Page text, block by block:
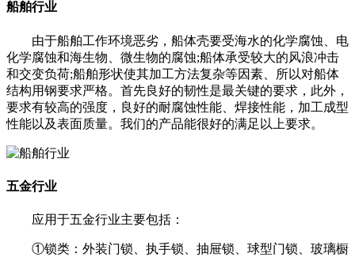
船舶行业
由于船舶工作环境恶劣，船体壳要受海水的化学腐蚀、电
化学腐蚀和海生物、微生物的腐蚀;船体承受较大的风浪冲击
和交变负荷;船舶形状使其加工方法复杂等因素、所以对船体
结构用钢要求严格。首先良好的韧性是最关键的要求，此外，
要求有较高的强度，良好的耐腐蚀性能、焊接性能，加工成型
性能以及表面质量。我们的产品能很好的满足以上要求。
五金行业
应用于五金行业主要包括：
①锁类：外装门锁、执手锁、抽屉锁、球型门锁、玻璃橱